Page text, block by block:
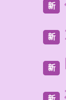
新
新
新